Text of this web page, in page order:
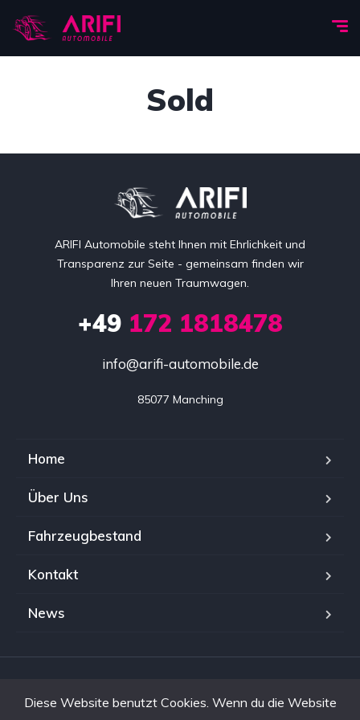
Sold
ARIFI Automobile steht Ihnen mit Ehrlichkeit und
Transparenz zur Seite - gemeinsam finden wir
Ihren neuen Traumwagen.
+49172 1818478
info@arifi-automobile.de
85077 Manching
Home
Über Uns
Fahrzeugbestand
Kontakt
News
MODIPLY
Diese Website benutzt Cookies. Wenn du die Website